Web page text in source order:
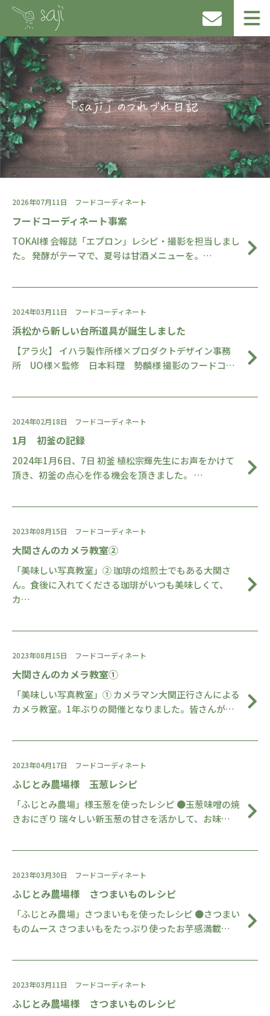
2026年07月11日 フードコーディネート
フードコーディネート事案
TOKAI様 会報誌「エプロン」レシピ・撮影を担当しまし
た。 発酵がテーマで、夏号は甘酒メニューを。…
2024年03月11日 フードコーディネート
浜松から新しい台所道具が誕生しました
【アラ火】 イハラ製作所様×プロダクトデザイン事務
所 UO様×監修 日本料理 勢麟様 撮影のフードコ…
2024年02月18日 フードコーディネート
1月 初釜の記録
2024年1月6日、7日 初釜 植松宗輝先生にお声をかけて
頂き、初釜の点心を作る機会を頂きました。 …
2023年08月15日 フードコーディネート
大関さんのカメラ教室②
「美味しい写真教室」② 珈琲の焙煎士でもある大関さ
ん。食後に入れてくださる珈琲がいつも美味しくて、
カ…
2023年08月15日 フードコーディネート
大関さんのカメラ教室①
「美味しい写真教室」① カメラマン大関正行さんによる
カメラ教室。1年ぶりの開催となりました。皆さんが…
2023年04月17日 フードコーディネート
ふじとみ農場様 玉葱レシピ
「ふじとみ農場」様玉葱を使ったレシピ ●玉葱味噌の焼
きおにぎり 瑞々しい新玉葱の甘さを活かして、お味…
2023年03月30日 フードコーディネート
ふじとみ農場様 さつまいものレシピ
「ふじとみ農場」さつまいもを使ったレシピ ●さつまい
ものムース さつまいもをたっぷり使ったお芋感満載…
2023年03月11日 フードコーディネート
ふじとみ農場様 さつまいものレシピ